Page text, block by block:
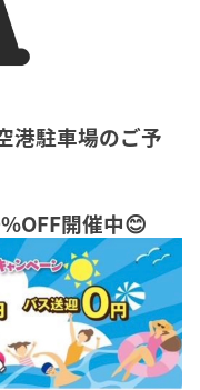
港駐車場のご予
開催中😊